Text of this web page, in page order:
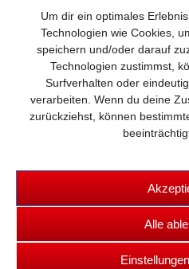
Um dir ein optimales
Technologien wie Cookies,
speichern und/oder darauf
Technologien zustimmst,
Surfverhalten oder
verarbeiten. Wenn du deine
zurückziehst, können
Alle
Mediengesellschaft bR
Mundsburger Damm 6
22087 Hamburg
Kontakt
Telefon: 0 40 / 42 91 77-0
E-Mail:post@wm-medien.de
Web:www.wm-medien.de
Copyright © 2026 TRUCKS & Details